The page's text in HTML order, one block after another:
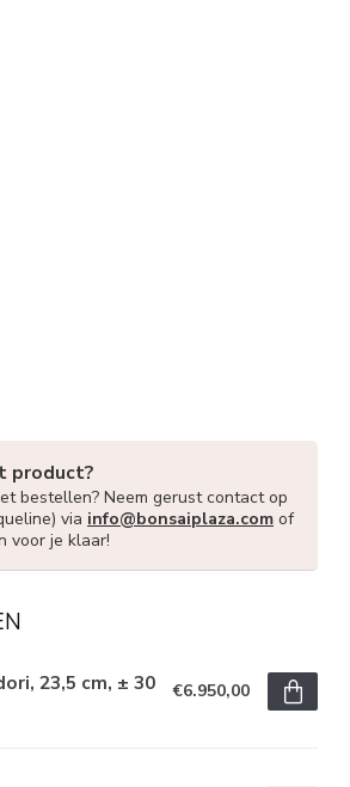
product?
bestellen? Neem gerust contact op
via info@bonsaiplaza.com of
voor je klaar!
23,5 cm, ± 30 €6.950,00